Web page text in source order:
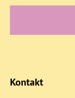
Kontakt